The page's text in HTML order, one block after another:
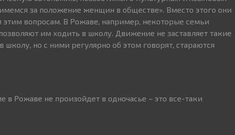
за положение женщин в обществе». Вместо этого они
вопросам. В Рожаве, например, некоторые семьи
им ходить в школу. Движение не заставляет такие
школу, но с ними регулярно об этом говорят, стараются
в Рожаве не произойдет в одночасье – это все-таки